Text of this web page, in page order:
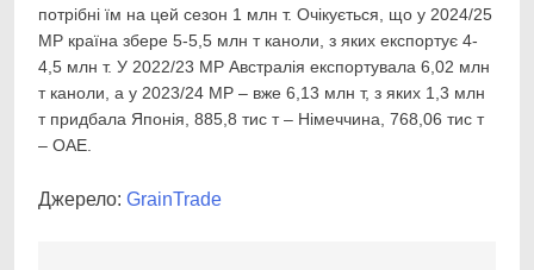
потрібні їм на цей сезон 1 млн т. Очікується, що у 2024/25
МР країна збере 5-5,5 млн т каноли, з яких експортує 4-
4,5 млн т. У 2022/23 МР Австралія експортувала 6,02 млн
т каноли, а у 2023/24 МР – вже 6,13 млн т, з яких 1,3 млн
т придбала Японія, 885,8 тис т – Німеччина, 768,06 тис т
– ОАЕ.
Джерело: GrainTrade